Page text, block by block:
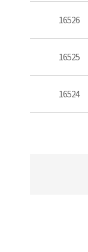
16526
16525
16524